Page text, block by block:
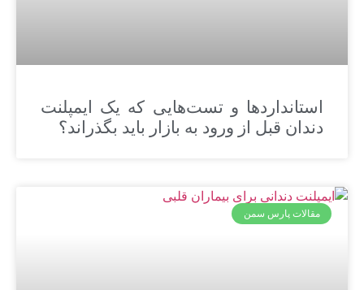
استانداردها و تست‌هایی که یک ایمپلنت
دندان قبل از ورود به بازار باید بگذراند؟
مقالات پارس سمن